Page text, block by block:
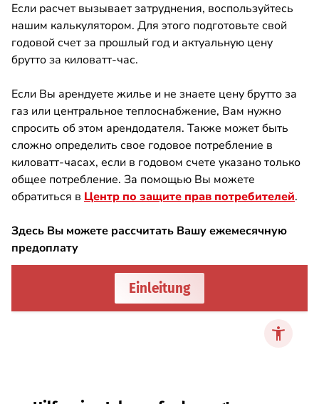
Если расчет вызывает затруднения, воспользуйтесь
нашим калькулятором. Для этого подготовьте свой
годовой счет за прошлый год и актуальную цену
брутто за киловатт-час.
Если Вы арендуете жилье и не знаете цену брутто за
газ или центральное теплоснабжение, Вам нужно
спросить об этом арендодателя. Также может быть
сложно определить свое годовое потребление в
киловатт-часах, если в годовом счете указано только
общее потребление. За помощью Вы можете
обратиться в Центр по защите прав потребителей.
Здесь Вы можете рассчитать Вашу ежемесячную
предоплату